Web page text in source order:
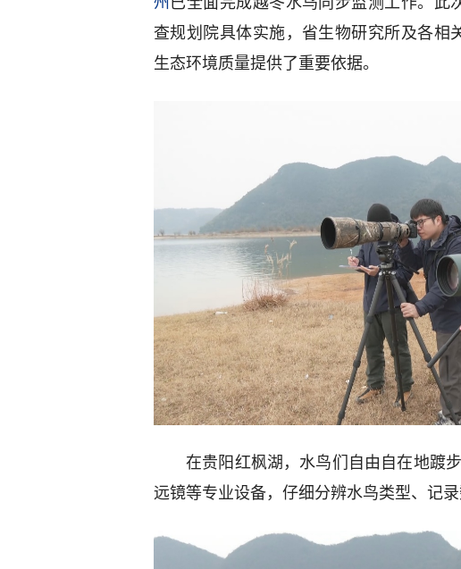
查规划院具体实施，省生物研究所及各相
生态环境质量提供了重要依据。
在贵阳红枫湖，水鸟们自由自在地踱
远镜等专业设备，仔细分辨水鸟类型、记录